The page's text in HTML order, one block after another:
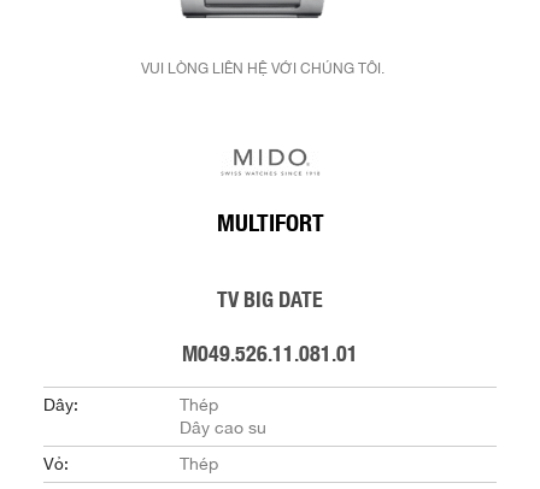
VUI LÒNG LIÊN HỆ VỚI CHÚNG TÔI.
MULTIFORT
TV BIG DATE
M049.526.11.081.01
Dây:
Thép
Dây cao su
Vỏ:
Thép